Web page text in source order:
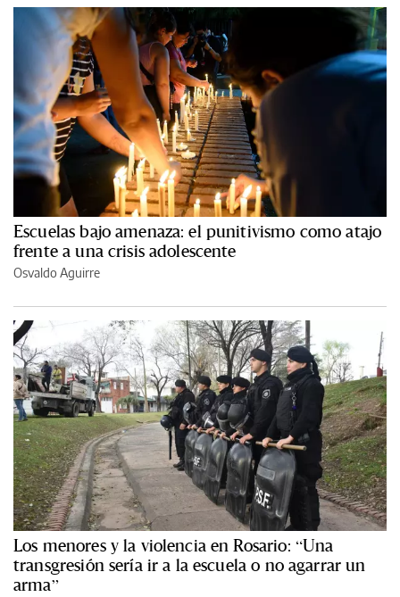
Escuelas bajo amenaza: el punitivismo como atajo
frente a una crisis adolescente
Osvaldo Aguirre
Los menores y la violencia en Rosario: “Una
transgresión sería ir a la escuela o no agarrar un
arma”